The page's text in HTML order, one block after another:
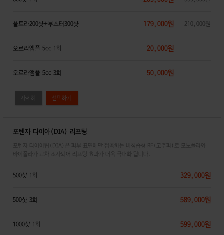
자세히
울트라200샷+부스터300샷 179,000원 210,000원
오로라앰플 5cc 1회 20,000원
오로라앰플 5cc 3회 50,000원
포텐자 다이아(DIA) 리프팅
포텐자 다이아팁(DIA)은 피부 표면에만 접촉하는 비침습형 RF(고주파)로 모노폴라와
바이폴라가 교차 조사되어 리프팅 효과가 더욱 극대화 됩니다.
500샷 1회 329,000원
500샷 3회 589,000원
1000샷 1회 599,000원